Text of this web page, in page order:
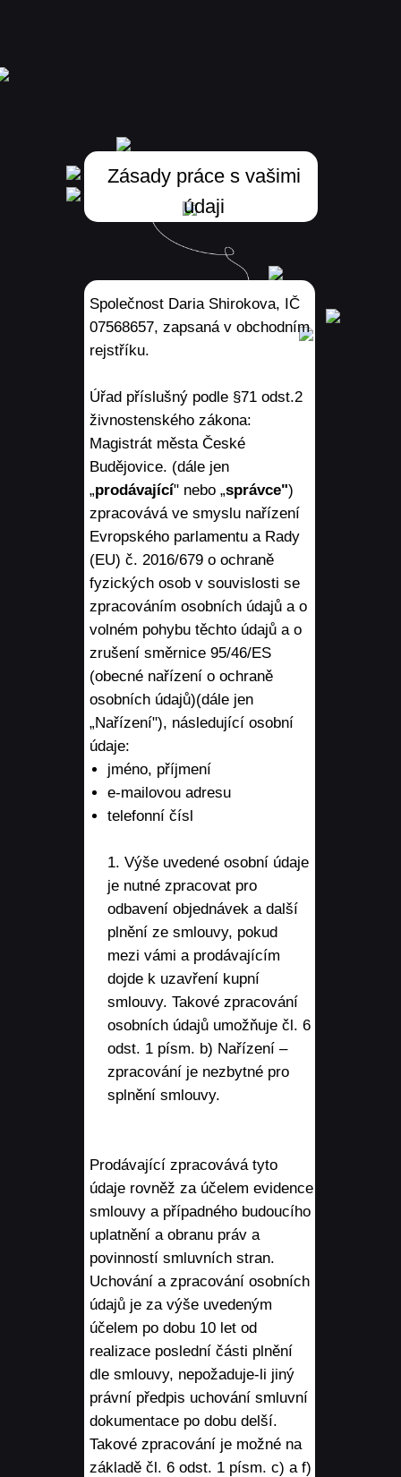
Zásady práce s vašimi
údaji
Společnost Daria Shirokova, IČ
07568657, zapsaná v obchodním
rejstříku.
Úřad příslušný podle §71 odst.2
živnostenského zákona:
Magistrát města České
Budějovice. (dále jen
„prodávající" nebo „správce")
zpracovává ve smyslu nařízení
Evropského parlamentu a Rady
(EU) č. 2016/679 o ochraně
fyzických osob v souvislosti se
zpracováním osobních údajů a o
volném pohybu těchto údajů a o
zrušení směrnice 95/46/ES
(obecné nařízení o ochraně
osobních údajů)(dále jen
„Nařízení"), následující osobní
údaje:
jméno, příjmení
e-mailovou adresu
telefonní čísl
1. Výše uvedené osobní údaje
je nutné zpracovat pro
odbavení objednávek a další
plnění ze smlouvy, pokud
mezi vámi a prodávajícím
dojde k uzavření kupní
smlouvy. Takové zpracování
osobních údajů umožňuje čl. 6
odst. 1 písm. b) Nařízení –
zpracování je nezbytné pro
splnění smlouvy.
Prodávající zpracovává tyto
údaje rovněž za účelem evidence
smlouvy a případného budoucího
uplatnění a obranu práv a
povinností smluvních stran.
Uchování a zpracování osobních
údajů je za výše uvedeným
účelem po dobu 10 let od
realizace poslední části plnění
dle smlouvy, nepožaduje-li jiný
právní předpis uchování smluvní
dokumentace po dobu delší.
Takové zpracování je možné na
základě čl. 6 odst. 1 písm. c) a f)